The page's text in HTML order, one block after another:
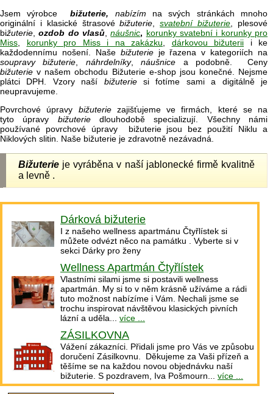
Jsem výrobce bižuterie, nabízím na svých stránkách mnoho
originální i klasické štrasovébižuterie ,svatební bižuterie , plesové
bižuterie ,ozdob do vlasů ,náušnic, korunky svatební i korunky pro
Miss
korunky pro Miss i na zakázku dárkovou bižuterii i ke
každodennímu nošení. Naše bižuterieje řazena v kategoriích na
soupravy bižuterie
náhrdelníky,náušnice a podobně. Ceny
bižuterie v našem obchodu Bižuterie e-shop jsou konečné. Nejsme
plátci DPH. Vzory naší bižuteriesi fotíme sami a digitálně je
neupravujeme.
Povrchové úpravy bižuteriezajišťujeme ve firmách, které se na
tyto úpravy bižuteriedlouhodobě specializují. Všechny námi
používané povrchové úpravy bižuterie jsou bez použití Niklu a
Niklových slitin. Naše bižuterie je zdravotně nezávadná.
Bižuterie je vyráběna v naší jablonecké firmě kvalitně
a levně .
Dárková bižuterie
I z našeho wellness apartmánu Čtyřlístek si
můžete odvézt něco na památku . Vyberte si v
sekci Dárky pro ženy
Wellness Apartmán Čtyřlístek
Vlastními silami jsme si postavili wellness
apartmán. My si to v něm krásně užíváme a rádi
tuto možnost nabízíme i Vám. Nechali jsme se
trochu inspirovat návštěvou klasických pivních
lázní a uděla... více ...
ZÁSILKOVNA
Vážení zákazníci. Přidali jsme pro Vás ve způsobu
doručení Zásilkovnu. Děkujeme za Vaši přízeň a
těšíme se na každou novou objednávku naší
bižuterie. S pozdravem, Iva Pošmourn... více ...